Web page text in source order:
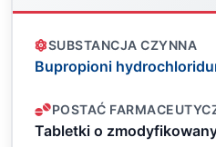
SUBSTANCJA CZYNNA
Bupropioni
POSTAĆ
Tabletki o